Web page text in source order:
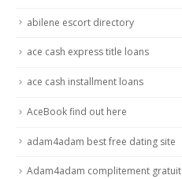
abilene escort directory
ace cash express title loans
ace cash installment loans
AceBook find out here
adam4adam best free dating site
Adam4adam complitement gratuit